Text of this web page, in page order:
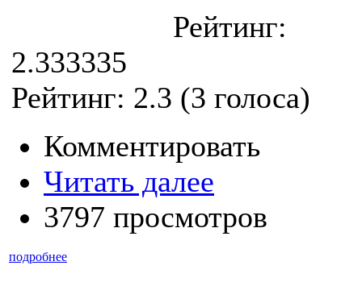
Рейтинг:
2.333335
Рейтинг: 2.3 (3 голоса)
Комментировать
Читать далее
3797 просмотров
подробнее